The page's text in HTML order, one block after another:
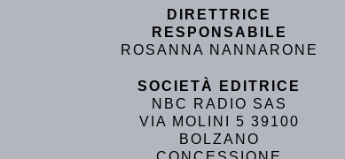
DIRETTRICE
RESPONSABILE
ROSANNA NANNARONE
SOCIETÀ EDITRICE
NBC RADIO SAS
VIA MOLINI 5 39100
BOLZANO